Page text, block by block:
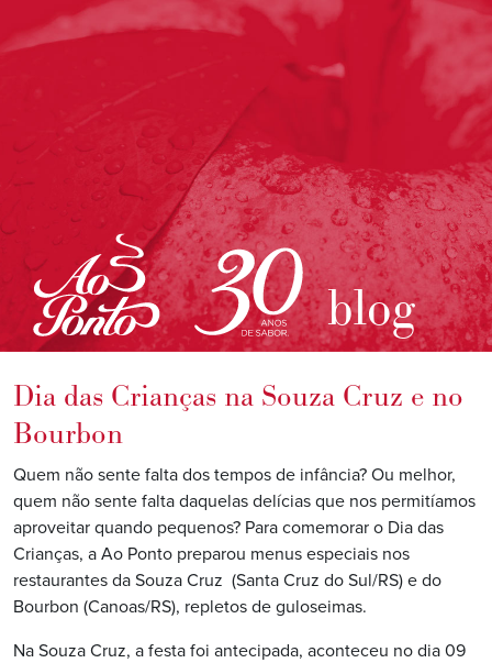
blog
Dia das Crianças na Souza Cruz e no
Bourbon
Quem não sente falta dos tempos de infância? Ou melhor,
quem não sente falta daquelas delícias que nos permitíamos
aproveitar quando pequenos? Para comemorar o Dia das
Crianças, a Ao Ponto preparou menus especiais nos
restaurantes da Souza Cruz (Santa Cruz do Sul/RS) e do
Bourbon (Canoas/RS), repletos de guloseimas.
Na Souza Cruz, a festa foi antecipada, aconteceu no dia 09